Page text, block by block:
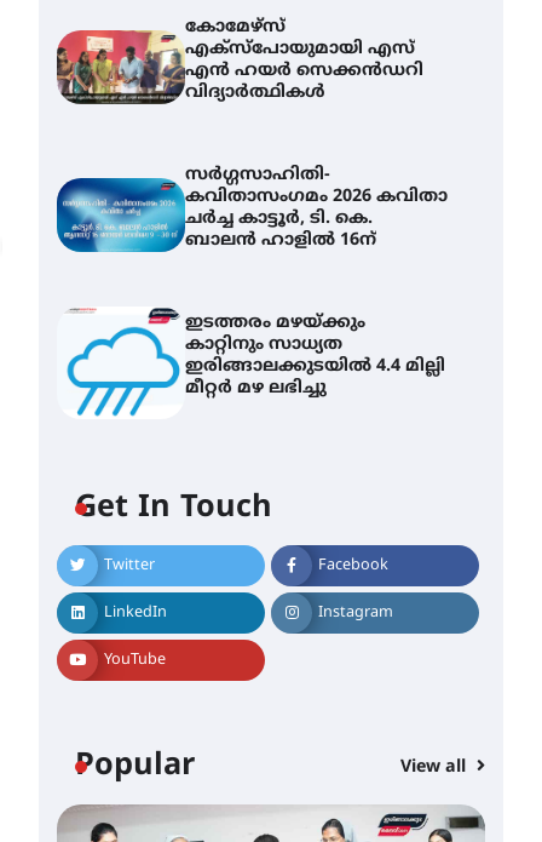
കോമേഴ്സ്
എക്സ്പോയുമായി എസ്
എൻ ഹയർ സെക്കൻഡറി
വിദ്യാർത്ഥികൾ
സർഗ്ഗസാഹിതി-
കവിതാസംഗമം 2026 കവിതാ
ചർച്ച കാട്ടൂർ, ടി. കെ.
ബാലൻ ഹാളിൽ 16ന്
ഇടത്തരം മഴയ്ക്കും
കാറ്റിനും സാധ്യത
ഇരിങ്ങാലക്കുടയിൽ 4.4 മില്ലി
മീറ്റർ മഴ ലഭിച്ചു
Get In Touch
Twitter Facebook
LinkedIn Instagram
YouTube
Popular View all
വിദ്യാർത്ഥികൾ
സർഗ്ഗസാഹിതി-
കവിതാസംഗമം 2026 കവിതാ
ചർച്ച കാട്ടൂർ, ടി. കെ. ബാലൻ
ഹാളിൽ 16ന്
August 6, 2026
4.4 മില്ലി മീറ്റർ മഴ ലഭിച്ചു
ഐ.ഐ.ടി മദ്രാസ്സിൽ നിന്നും